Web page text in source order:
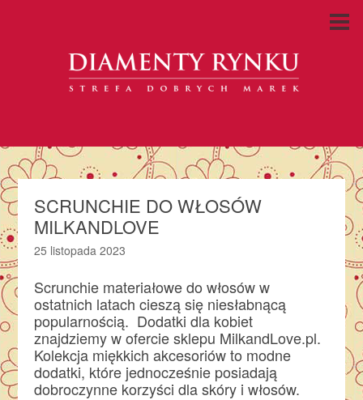
SCRUNCHIE DO WŁOSÓW
MILKANDLOVE
25 listopada 2023
Scrunchie materiałowe do włosów w
ostatnich latach cieszą się niesłabnącą
popularnością. Dodatki dla kobiet
znajdziemy w ofercie sklepu MilkandLove.pl.
Kolekcja miękkich akcesoriów to modne
dodatki, które jednocześnie posiadają
dobroczynne korzyści dla skóry i włosów.